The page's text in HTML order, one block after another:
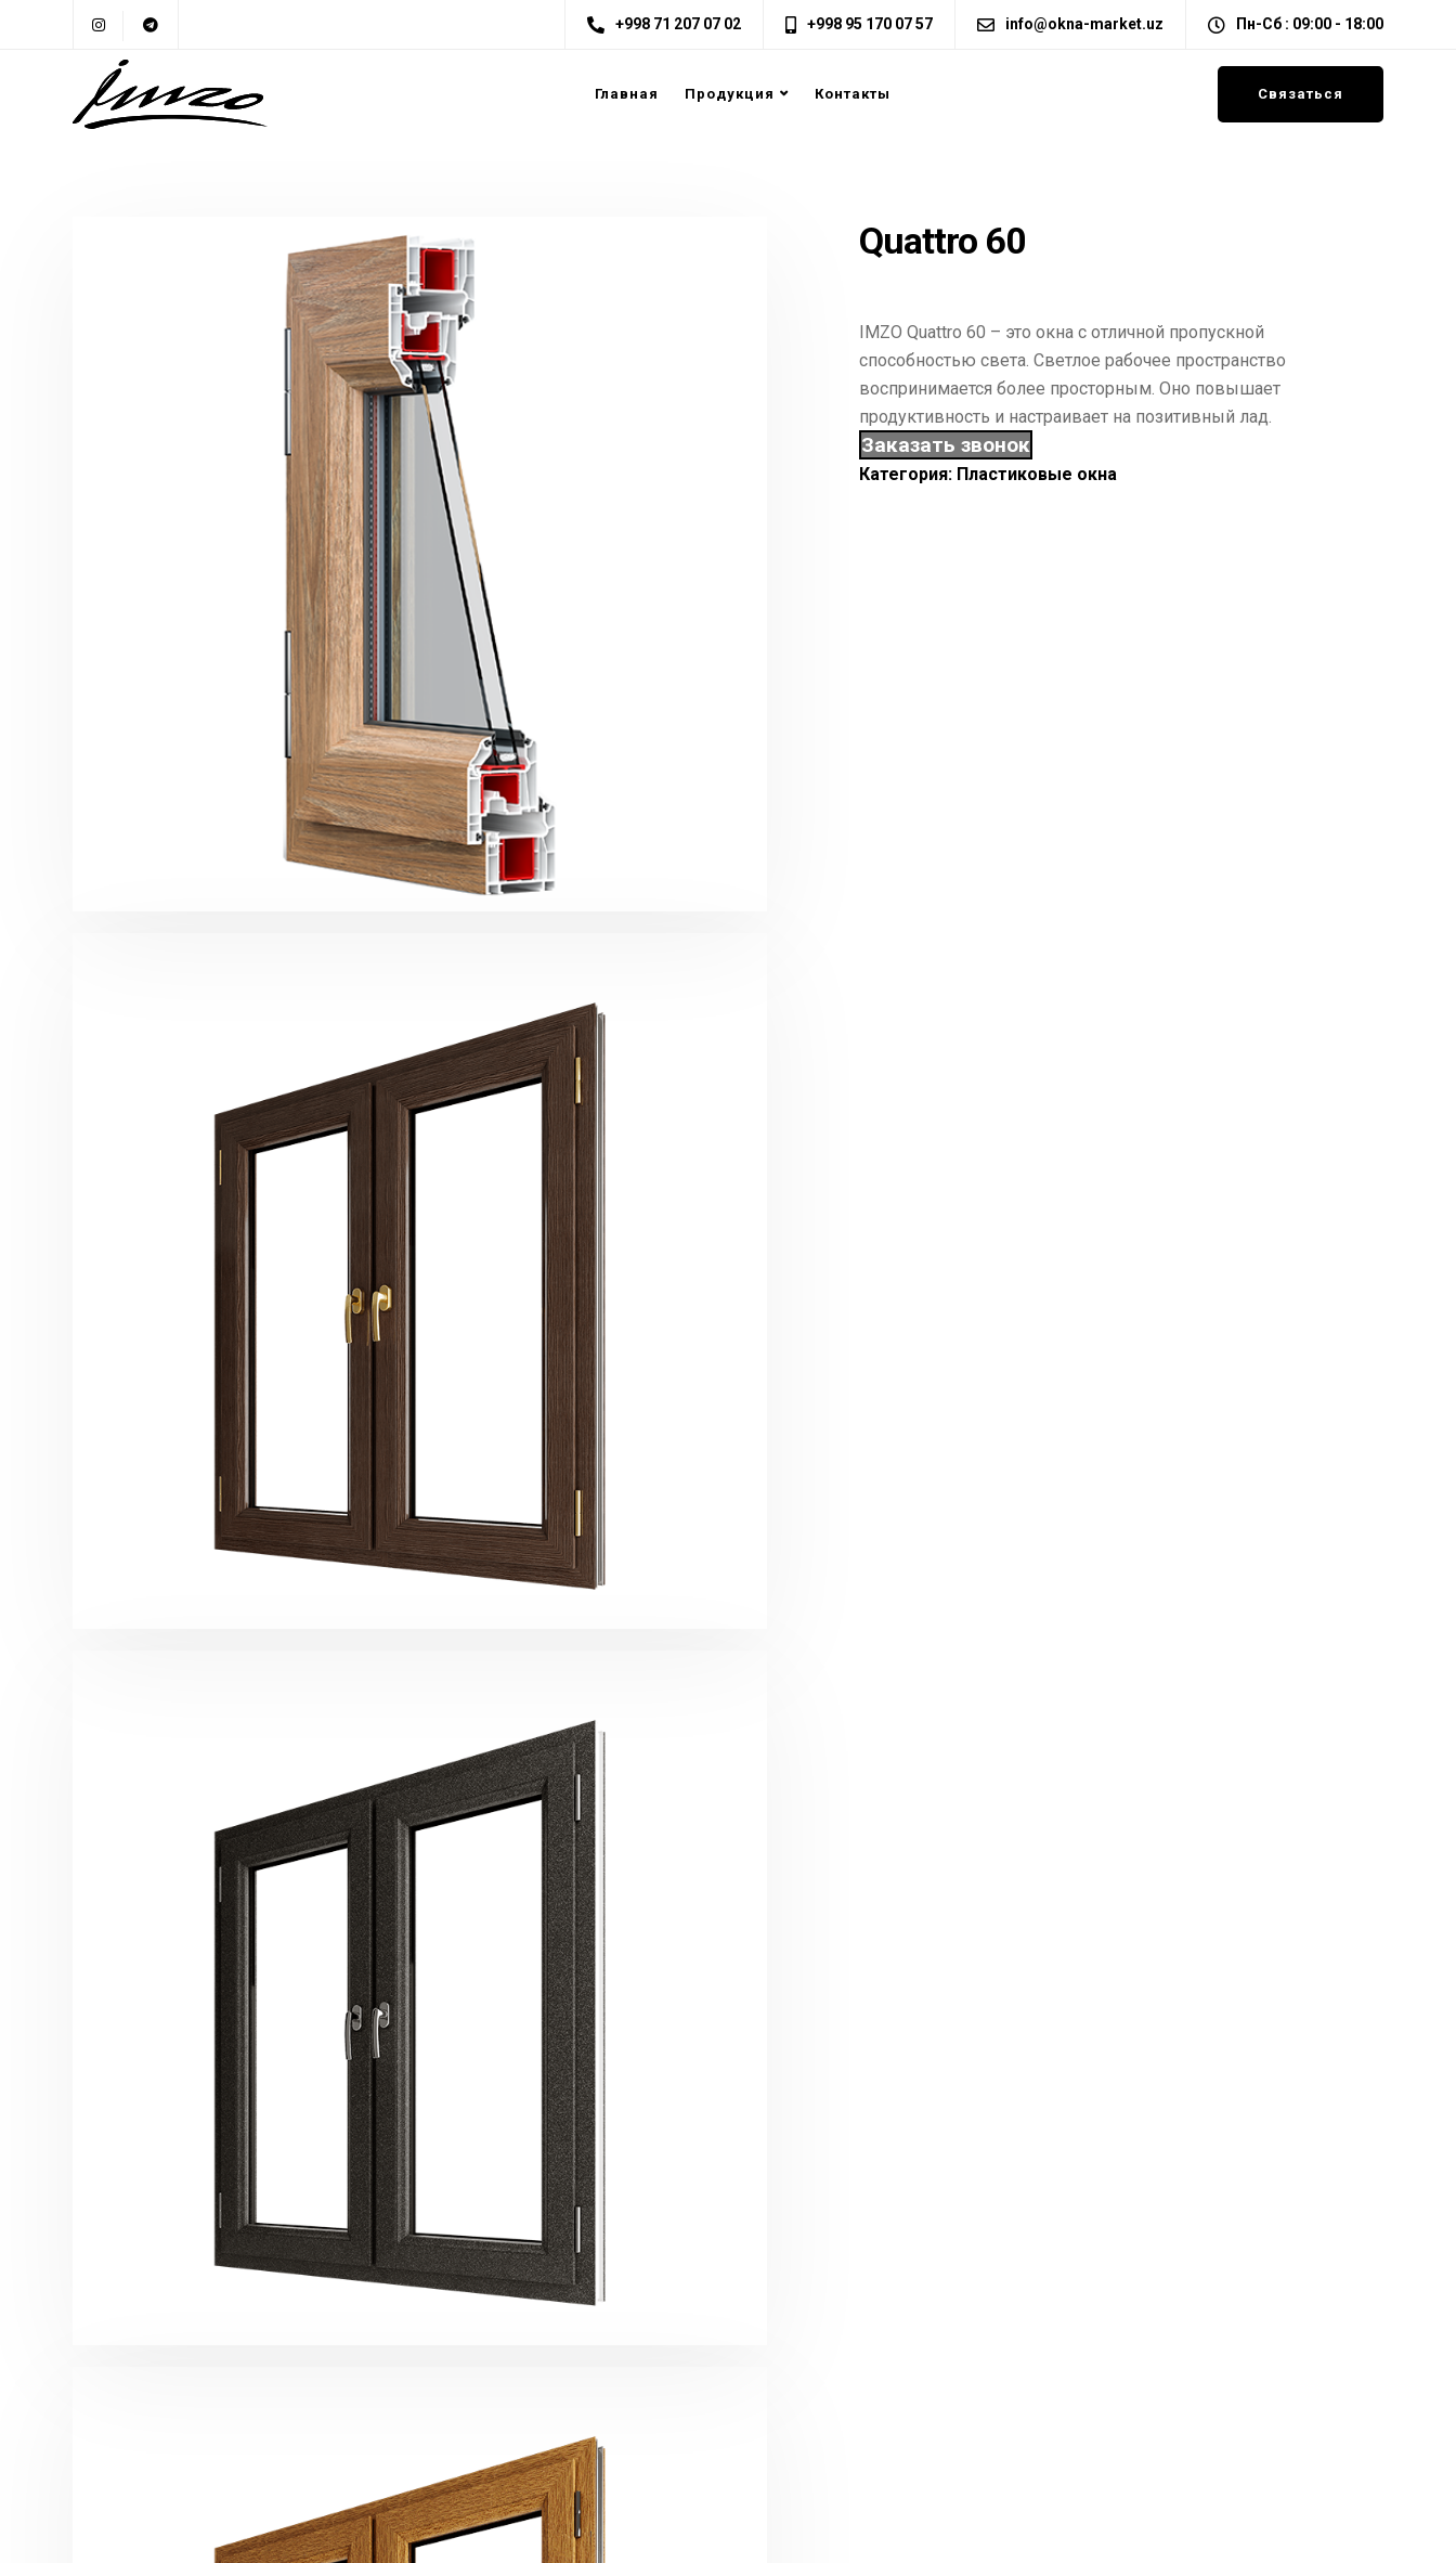
+998 71 207 07 02 +998 95 170 07 57 info@okna-market.uz Пн-Сб : 09:00 - 18:00
Главная Продукция Контакты Связаться
Quattro 60
IMZO Quattro 60 – это окна с отличной пропускной
способностью света. Светлое рабочее пространство
воспринимается более просторным. Оно повышает
продуктивность и настраивает на позитивный лад.
Заказать звонок
Категория: Пластиковые окна